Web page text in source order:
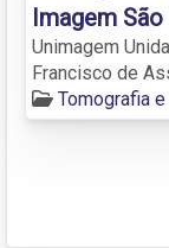
Imagem
Unimagem
Francisco de
Tomografia